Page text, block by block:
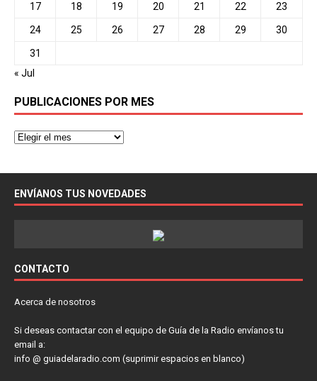
17 18 19 20 21 22 23
24 25 26 27 28 29 30
31
« Jul
PUBLICACIONES POR MES
ENVÍANOS TUS NOVEDADES
CONTACTO
Acerca de nosotros
Si deseas contactar con el equipo de Guía de la Radio envíanos tu
email a:
info @ guiadelaradio.com (suprimir espacios en blanco)